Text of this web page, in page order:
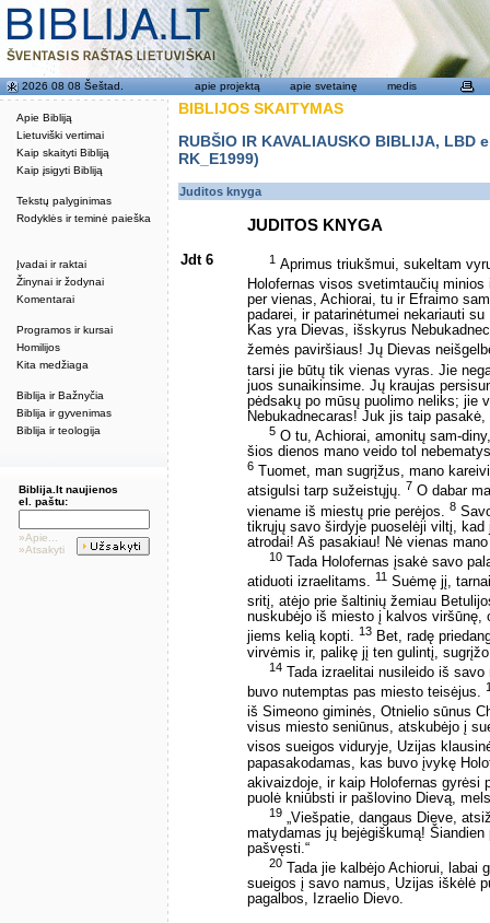
Apie Bibliją
Lietuviški vertimai
Kaip skaityti Bibliją
Kaip įsigyti Bibliją
Tekstų palyginimas
Rodyklės ir teminė paieška
Įvadai ir raktai
Žinynai ir žodynai
Komentarai
Programos ir kursai
Homilijos
Kita medžiaga
Biblija ir Bažnyčia
Biblija ir gyvenimas
Biblija ir teologija
2026 08 08 Šeštad. apie projektą apie svetainę medis
Biblija.lt naujienos
el. paštu:
»Apie...
»Atsakyti
BIBLIJOS SKAITYMAS
RUBŠIO IR KAVALIAUSKO BIBLIJA,
RK_E1999)
Juditos knyga
JUDITOS KNYGA
Jdt 6 1 Aprimus triukšmui, sukeltam
Holofernas visos svetimtaučių
per vienas, Achiorai, tu ir Efraimo
padarei, ir patarinėtumei nekariauti
Kas yra Dievas, išskyrus
žemės paviršiaus! Jų Dievas
tarsi jie būtų tik vienas vyras. Jie
juos sunaikinsime. Jų kraujas
pėdsakų po mūsų puolimo neliks; jie
Nebukadnecaras! Juk jis taip
5 O tu, Achiorai, amonitų sam-
šios dienos mano veido tol
6 Tuomet, man sugrįžus, mano
atsigulsi tarp sužeistųjų. 7 O dabar
viename iš miestų prie perėjos. 8
tikrųjų savo širdyje puoselėji viltį,
atrodai! Aš pasakiau! Nė vienas
10 Tada Holofernas įsakė savo
atiduoti izraelitams. 11 Suėmę jį,
sritį, atėjo prie šaltinių žemiau
nuskubėjo iš miesto į kalvos
jiems kelią kopti. 13 Bet, radę
virvėmis ir, palikę jį ten gulintį,
14 Tada izraelitai nusileido iš
buvo nutemptas pas miesto teisėjus.
iš Simeono giminės, Otnielio sūnus
visus miesto seniūnus, atskubėjo į
visos sueigos viduryje, Uzijas
papasakodamas, kas buvo įvykę
akivaizdoje, ir kaip Holofernas
puolė kniūbsti ir pašlovino Dievą,
19 „Viešpatie, dangaus Dieve,
matydamas jų bejėgiškumą!
pašvęsti.“
20 Tada jie kalbėjo Achiorui,
sueigos į savo namus, Uzijas iškėlė
pagalbos, Izraelio Dievo.